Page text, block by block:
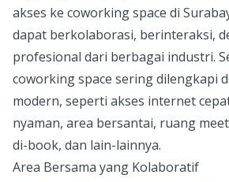
akses ke coworking space di
dapat berkolaborasi, berinteraksi,
profesional dari berbagai industri.
coworking space sering dilengkapi
modern, seperti akses internet
nyaman, area bersantai, ruang
di-book, dan lain-lainnya.
Area Bersama yang Kolaboratif